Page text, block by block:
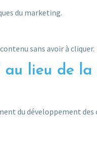
du marketing.
sans avoir à cliquer.
au lieu de la
du développement